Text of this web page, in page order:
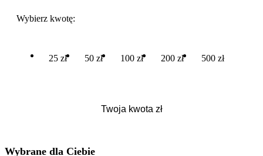
Wybierz kwotę:
25 zł 50 zł 100 zł 200 zł 500 zł
Wybrane dla Ciebie